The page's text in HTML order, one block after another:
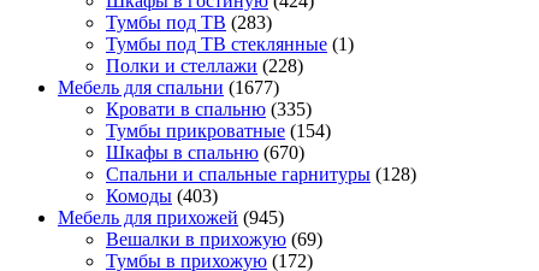
Тумбы под ТВ (283)
Тумбы под ТВ стеклянные (1)
Полки и стеллажи (228)
Мебель для спальни (1677)
Кровати в спальню (335)
Тумбы прикроватные (154)
Шкафы в спальню (670)
Спальни и спальные гарнитуры (128)
Комоды (403)
Мебель для прихожей (945)
Вешалки в прихожую (69)
Тумбы в прихожую (172)